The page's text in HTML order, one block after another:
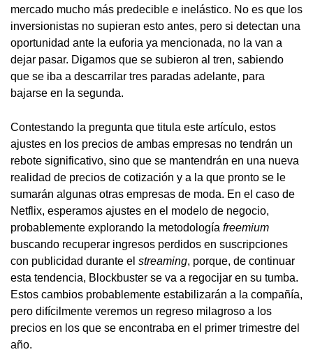
mercado mucho más predecible e inelástico. No es que los
inversionistas no supieran esto antes, pero si detectan una
oportunidad ante la euforia ya mencionada, no la van a
dejar pasar. Digamos que se subieron al tren, sabiendo
que se iba a descarrilar tres paradas adelante, para
bajarse en la segunda.
Contestando la pregunta que titula este artículo, estos
ajustes en los precios de ambas empresas no tendrán un
rebote significativo, sino que se mantendrán en una nueva
realidad de precios de cotización y a la que pronto se le
sumarán algunas otras empresas de moda. En el caso de
Netflix, esperamos ajustes en el modelo de negocio,
probablemente explorando la metodología freemium
buscando recuperar ingresos perdidos en suscripciones
con publicidad durante el streaming, porque, de continuar
esta tendencia, Blockbuster se va a regocijar en su tumba.
Estos cambios probablemente estabilizarán a la compañía,
pero difícilmente veremos un regreso milagroso a los
precios en los que se encontraba en el primer trimestre del
año.